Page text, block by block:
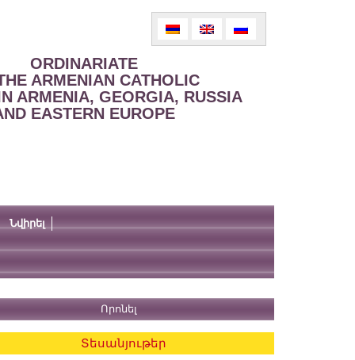
ORDINARIATE
ARMENIAN CATHOLIC
ARMENIA, GEORGIA, RUSSIA
EASTERN EUROPE
Նվիրել
Տեսանյութեր